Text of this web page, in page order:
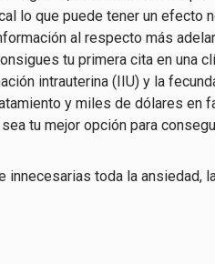
lo que puede tener un efecto
al respecto más
tu primera cita en una
intrauterina (IIU) y la
y miles de dólares en
tu mejor opción para
innecesarias toda la ansiedad,